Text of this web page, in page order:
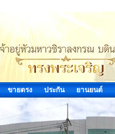
ขายตรง ประกัน ยานยนต์